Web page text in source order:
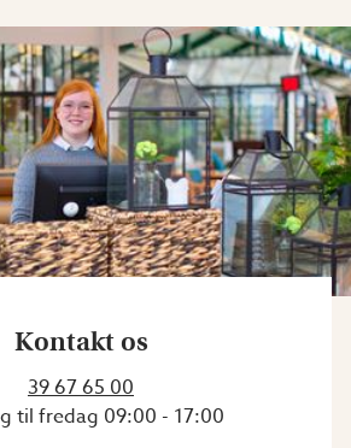
Kontakt os
39 67 65 00
til fredag 09:00 - 17:00